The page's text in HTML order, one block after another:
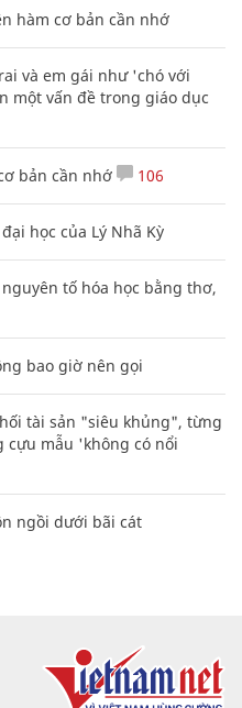
hàm cơ bản cần nhớ
và em gái như 'chó với
một vấn đề trong giáo dục
bản cần nhớ 106
học của Lý Nhã Kỳ
tố hóa học bằng thơ,
bao giờ nên gọi
tài sản "siêu khủng", từng
cựu mẫu 'không có nổi
ngồi dưới bãi cát